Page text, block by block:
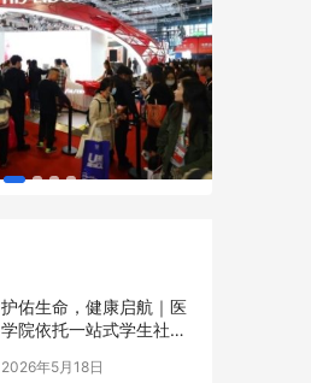
护佑生命，健康启航｜医
学院依托一站式学生社区
式健康科普游园会
2026年5月18日